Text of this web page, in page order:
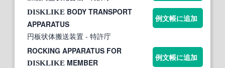
DISKLIKE BODY TRANSPORT
APPARATUS
円板状体搬送装置 - 特許庁
例文帳に追加
ROCKING APPARATUS FOR
DISKLIKE MEMBER
例文帳に追加